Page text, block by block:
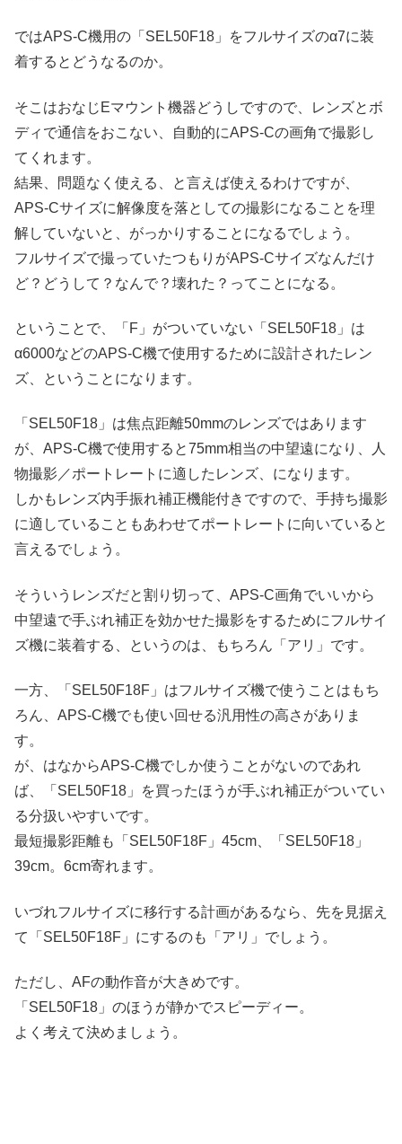
ではAPS-C機用の「SEL50F18」をフルサイズのα7に装
着するとどうなるのか。
そこはおなじEマウント機器どうしですので、レンズとボ
ディで通信をおこない、自動的にAPS-Cの画角で撮影し
てくれます。
結果、問題なく使える、と言えば使えるわけですが、
APS-Cサイズに解像度を落としての撮影になることを理
解していないと、がっかりすることになるでしょう。
フルサイズで撮っていたつもりがAPS-Cサイズなんだけ
ど？どうして？なんで？壊れた？ってことになる。
ということで、「F」がついていない「SEL50F18」は
α6000などのAPS-C機で使用するために設計されたレン
ズ、ということになります。
「SEL50F18」は焦点距離50mmのレンズではあります
が、APS-C機で使用すると75mm相当の中望遠になり、人
物撮影／ポートレートに適したレンズ、になります。
しかもレンズ内手振れ補正機能付きですので、手持ち撮影
に適していることもあわせてポートレートに向いていると
言えるでしょう。
そういうレンズだと割り切って、APS-C画角でいいから
中望遠で手ぶれ補正を効かせた撮影をするためにフルサイ
ズ機に装着する、というのは、もちろん「アリ」です。
一方、「SEL50F18F」はフルサイズ機で使うことはもち
ろん、APS-C機でも使い回せる汎用性の高さがありま
す。
が、はなからAPS-C機でしか使うことがないのであれ
ば、「SEL50F18」を買ったほうが手ぶれ補正がついてい
る分扱いやすいです。
最短撮影距離も「SEL50F18F」45cm、「SEL50F18」
39cm。6cm寄れます。
いづれフルサイズに移行する計画があるなら、先を見据え
て「SEL50F18F」にするのも「アリ」でしょう。
ただし、AFの動作音が大きめです。
「SEL50F18」のほうが静かでスピーディー。
よく考えて決めましょう。